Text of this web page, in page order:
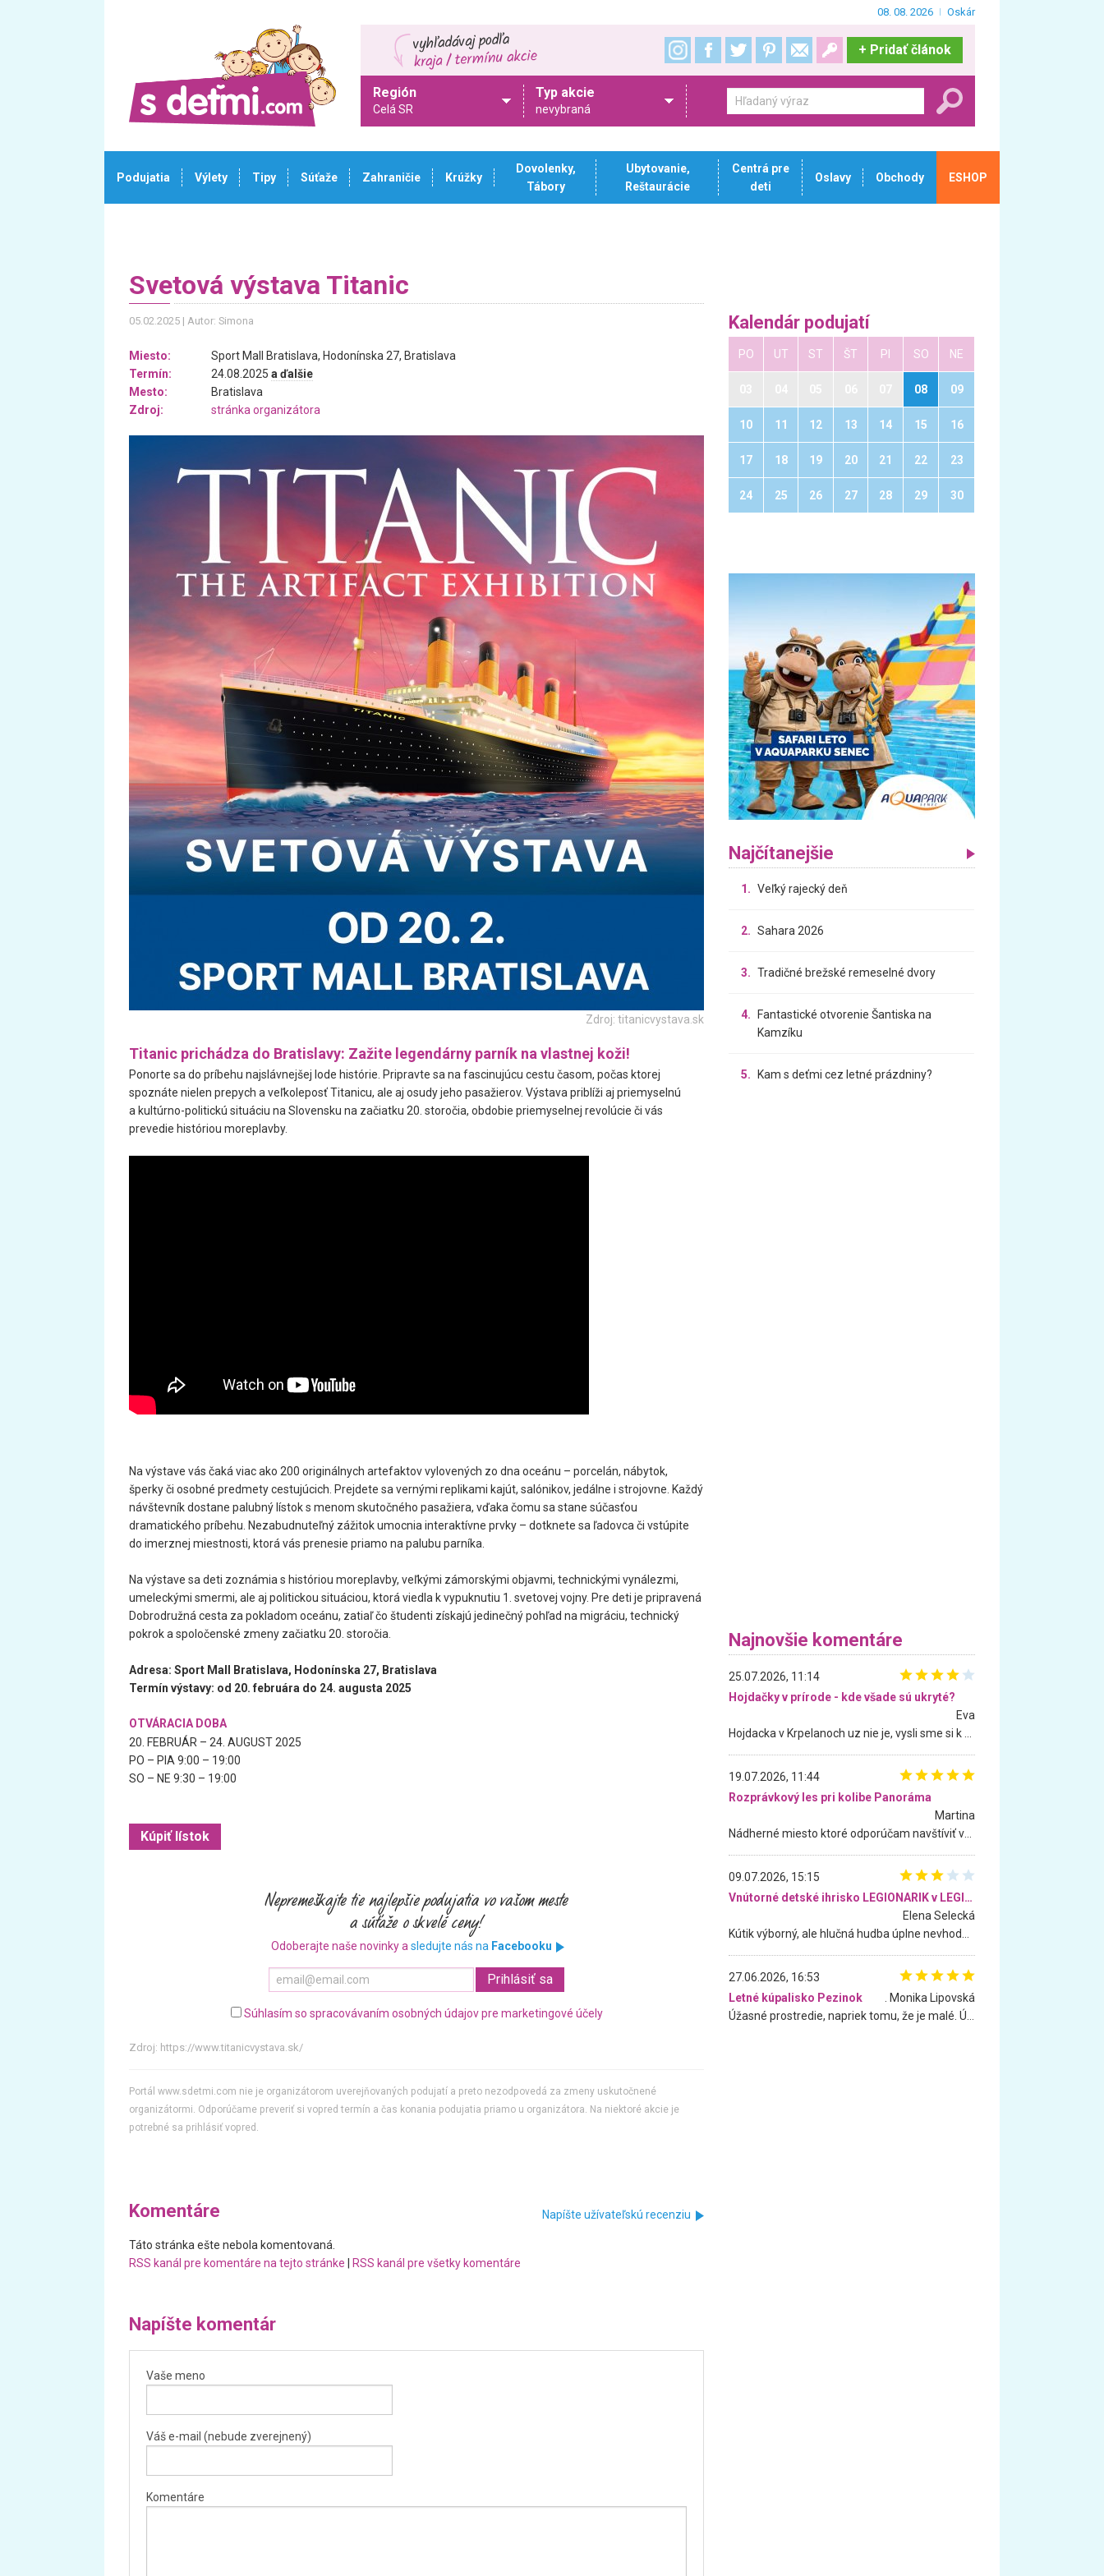
08. 08. 2026 Oskár
+ Pridať článok
Región
Celá SR
Typ akcie
nevybraná
Podujatia Výlety Tipy Súťaže Zahraničie Krúžky
Dovolenky,
Tábory
Ubytovanie,
Reštaurácie
Centrá pre
deti
Oslavy Obchody ESHOP
Svetová výstava Titanic
05.02.2025 Autor: Simona
Miesto:
Sport Mall Bratislava, Hodonínska 27, Bratislava
Termín:
24.08.2025 a ďalšie
Mesto:
Bratislava
Zdroj:
stránka organizátora
Zdroj: titanicvystava.sk
Titanic prichádza do Bratislavy: Zažite legendárny parník na vlastnej koži!
Ponorte sa do príbehu najslávnejšej lode histórie. Pripravte sa na fascinujúcu cestu časom, počas ktorej
spoznáte nielen prepych a veľkoleposť Titanicu, ale aj osudy jeho pasažierov. Výstava priblíži aj priemyselnú
a kultúrno-politickú situáciu na Slovensku na začiatku 20. storočia, obdobie priemyselnej revolúcie či vás
prevedie históriou moreplavby.
Na výstave vás čaká viac ako 200 originálnych artefaktov vylovených zo dna oceánu – porcelán, nábytok,
šperky či osobné predmety cestujúcich. Prejdete sa vernými replikami kajút, salónikov, jedálne i strojovne. Každý
návštevník dostane palubný lístok s menom skutočného pasažiera, vďaka čomu sa stane súčasťou
dramatického príbehu. Nezabudnuteľný zážitok umocnia interaktívne prvky – dotknete sa ľadovca či vstúpite
do imerznej miestnosti, ktorá vás prenesie priamo na palubu parníka.
Na výstave sa deti zoznámia s históriou moreplavby, veľkými zámorskými objavmi, technickými vynálezmi,
umeleckými smermi, ale aj politickou situáciou, ktorá viedla k vypuknutiu 1. svetovej vojny. Pre deti je pripravená
Dobrodružná cesta za pokladom oceánu, zatiaľ čo študenti získajú jedinečný pohľad na migráciu, technický
pokrok a spoločenské zmeny začiatku 20. storočia.
Adresa: Sport Mall Bratislava, Hodonínska 27, Bratislava
Termín výstavy: od 20. februára do 24. augusta 2025
OTVÁRACIA DOBA
20. FEBRUÁR – 24. AUGUST 2025
PO – PIA 9:00 – 19:00
SO – NE 9:30 – 19:00
Kúpiť lístok
Odoberajte naše novinky a sledujte nás na Facebooku
Súhlasím so spracovávaním osobných údajov pre marketingové účely
Zdroj: https://www.titanicvystava.sk/
Portál www.sdetmi.com nie je organizátorom uverejňovaných podujatí a preto nezodpovedá za zmeny uskutočnené
organizátormi. Odporúčame preveriť si vopred termín a čas konania podujatia priamo u organizátora. Na niektoré akcie je
potrebné sa prihlásiť vopred.
Komentáre Napíšte užívateľskú recenziu
Táto stránka ešte nebola komentovaná.
RSS kanál pre komentáre na tejto stránke
RSS kanál pre všetky komentáre
Napíšte komentár
Vaše meno
Váš e-mail (nebude zverejnený)
Komentáre
Kalendár podujatí
PO UT ST ŠT PI SO NE
08 09
10 11 12 13 14 15 16
17 18 19 20 21 22 23
24 25 26 27 28 29 30
Najčítanejšie
1. Veľký rajecký deň
2. Sahara 2026
3. Tradičné brežské remeselné dvory
4.
Fantastické otvorenie Šantiska na
Kamzíku
5. Kam s deťmi cez letné prázdniny?
Najnovšie komentáre
25.07.2026, 11:14
Hojdačky v prírode - kde všade sú ukryté?
Eva
19.07.2026, 11:44
Rozprávkový les pri kolibe Panoráma
Martina
09.07.2026, 15:15
Vnútorné detské ihrisko LEGIONARIK v LEGIA Fitness
Elena Selecká
27.06.2026, 16:53
Letné kúpalisko Pezinok
. Monika Lipovská